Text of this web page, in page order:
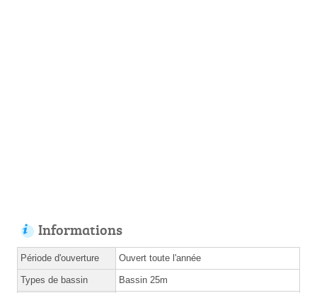
Informations
Période d'ouverture Ouvert toute l'année
Types de bassin Bassin 25m